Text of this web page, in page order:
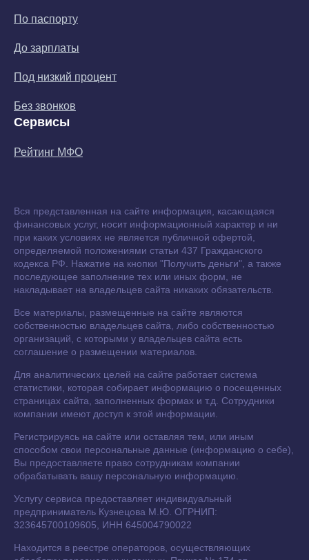
По паспорту
До зарплаты
Под низкий процент
Без звонков
Сервисы
Рейтинг МФО
Вся представленная на сайте информация, касающаяся
финансовых услуг, носит информационный характер и ни
при каких условиях не является публичной офертой,
определяемой положениями статьи 437 Гражданского
кодекса РФ. Нажатие на кнопки "Получить деньги", а также
последующее заполнение тех или иных форм, не
накладывает на владельцев сайта никаких обязательств.
Все материалы, размещенные на сайте являются
собственностью владельцев сайта, либо собственностью
организаций, с которыми у владельцев сайта есть
соглашение о размещении материалов.
Для аналитических целей на сайте работает система
статистики, которая собирает информацию о посещенных
страницах сайта, заполненных формах и т.д. Сотрудники
компании имеют доступ к этой информации.
Регистрируясь на сайте или оставляя тем, или иным
способом свои персональные данные (информацию о себе),
Вы предоставляете право сотрудникам компании
обрабатывать вашу персональную информацию.
Услугу сервиса предоставляет индивидуальный
предприниматель Кузнецова М.Ю. ОГРНИП:
323645700109605, ИНН 645004790022
Находится в реестре операторов, осуществляющих